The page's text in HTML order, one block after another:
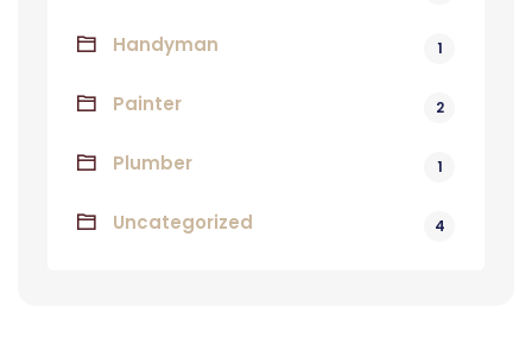
Handyman 1
Painter 2
Plumber 1
Uncategorized 4